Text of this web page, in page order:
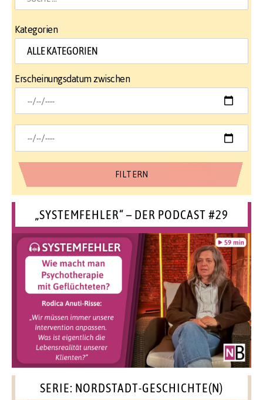
Kategorien
Erscheinungsdatum zwischen
„SYSTEMFEHLER“ – DER PODCAST #29
SERIE: NORDSTADT-GESCHICHTE(N)